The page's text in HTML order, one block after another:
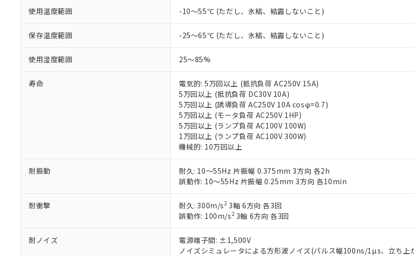
使用温度範囲 -10～55℃ (ただし、氷結、結露しないこと)
保存温度範囲 -25～65℃ (ただし、氷結、結露しないこと)
使用湿度範囲 25～85%
寿命
電気的: 5万回以上 (抵抗負荷 AC250V 15A)
5万回以上 (抵抗負荷 DC30V 10A)
5万回以上 (誘導負荷 AC250V 10A cosφ=0.7)
5万回以上 (モータ負荷 AC250V 1HP)
5万回以上 (ランプ負荷 AC100V 100W)
1万回以上 (ランプ負荷 AC100V 300W)
機械的: 10万回以上
耐振動
耐久: 10～55Hz 片振幅 0.375mm 3方向 各2h
誤動作: 10～55Hz 片振幅 0.25mm 3方向 各10min
耐衝撃 耐久: 300m/s23軸 6方向 各3回
誤動作: 100m/s23軸 6方向 各3回
耐ノイズ
電源端子間: ±1,500V
ノイズシミュレータによる方形波ノイズ(パルス幅100ns/1µs、立ち上
ご利用条件
以下の条件をお読みいただき、同意のうえご利用ください。
本サービスは、当社制御機器事業取扱商品の当社在庫状況および標準
くものです。
当社制御機器事業取扱商品の中には、本サービスの対象外となる商品
在庫状況および標準価格照会結果は、記載している更新日時点での社
のであり、閲覧された時点での実際の在庫および標準価格とは異なる
い。
正式な納期状況および標準価格はお客様のお取引先、またはお客様担
当社販売員にご相談ください。
オムロン制御機器販売店や当社販売拠点は「
す。
マイパーツ機能（部品リスト作成サービス）をご利用いただくには、I-
ている必要があります。
お客様が当ウェブサイト上で当社にご登録された部品リストについて
が、当社の製品・サービスに関するお客様との取引・商談に必要な範
さい。
※当社の共同利用者とは、
いる法人を指します。
対応予定なし：EU RoHS指令（10物質）の非含有に非対応の商品で、対応
調査・確認中：EU RoHS指令（10物質）の非含有の対応状況を調査中また
非該当品：ライセンス料など無形物で、有害物質有無と関係のない商品です
仕入先様の事情により、非含有部品としていたものが、含有品と判明した場
があります。
六価クロム(Cr(Ⅵ)) 1000ppm以下、ポリ臭化ビフェニル類(PBB) 1000ppm以下、ポリ臭化ジフェ
フタル酸ビス(2-エチルヘキシル) (DEHP)(別名：DOP) 1000ppm以下、フタル酸ブチルベンジル（
ル（DBP） 1000ppm以下、フタル酸ジイソブチル (DIBP) 1000ppm以下
但し、RoHS指令で産業用監視および制御機器に対する適用除外項目は除く。
フタル酸エステル類の４物質については閾値を超える意図的な使用がないことを確認しています。
※2 対応予定月
※3 非含有証明書ダウンロード
下記の非含有証明書をダウンロードすることができます。
EU RoHS指令（10物質）の非含有証明書
※1 中国RoHS○×表
「○」：最大均質材料含有率が中国RoHSの基準値以下であることを示します
「×」：最大均質材料含有率が中国RoHSの基準値を超えていることを示しま
*中国RoHS10物質の基準値 (GB/T26572)：
Pb(鉛) :1000ppm、 Hg(水銀) : 1000ppm、 Cd(カドミウム) : 100ppm、
Cr(Ⅵ)(六価クロム) : 1000ppm、 PBBs(ポリ臭化ビフェニル類) : 1000ppm、 PBDEs(ポリ臭化ジフ
DBP(フタル酸ジブチル) : 1000ppm、 DIBP(フタル酸ジイソブチル) : 1000ppm、 BBP(フタル酸ブ
DEHP(フタル酸ビス(2-エチルヘキシル)) : 1000ppm
※2 環境保護使用期限
「ｅ」：有害物質（10物質）のすべてが基準値以下であることを示します。
「10」：通常の使用状況下において有害物質が外部に漏えいし、環境に深刻
「－」：未確認です。当社販売部門へお問い合わせください。
当社は、これら貴社製品のうち、外国為替および外国貿易法に定める
う）を輸出または国外への提供する場合は、日本国政府の輸出許可(ま
などの必要な手続きをとります。
当社は規制貨物を破棄する場合は、完全に破砕するなど、違法に輸出
ます。
当社は貴社製品を、核兵器、ミサイル、化学兵器、生物兵器またはそ
置等に一切使用いたしません。
当社は、貴社製品を第三者に販売する場合は、上記1、2および3の内容
合意する
説明
一定数以上の在庫あり
一定数には満たないが在庫あり
在庫なし(最新の在庫状況については、お客様のお取引先、または
機器販売店・当社販売員にご確認ください)
受注生産機種、また在庫状況の情報を公開していない機種